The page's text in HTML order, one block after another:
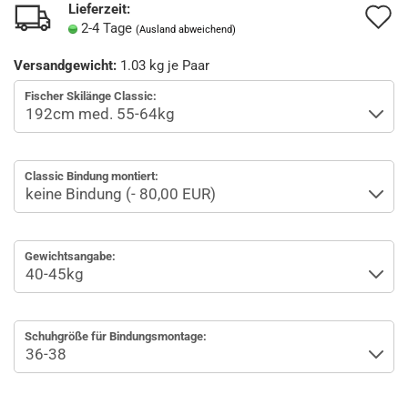
Lieferzeit:
2-4 Tage (Ausland abweichend)
Versandgewicht: 1.03 kg je Paar
Fischer Skilänge Classic:
Classic Bindung montiert:
Gewichtsangabe:
Schuhgröße für Bindungsmontage: